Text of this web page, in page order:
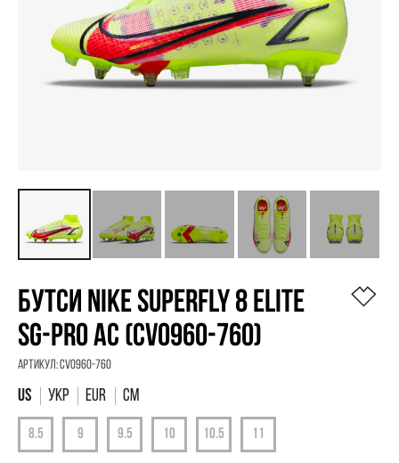
БУТСИ NIKE SUPERFLY 8 ELITE
SG-PRO AC (CV0960-760)
Артикул:CV0960-760
УКР EUR СМ